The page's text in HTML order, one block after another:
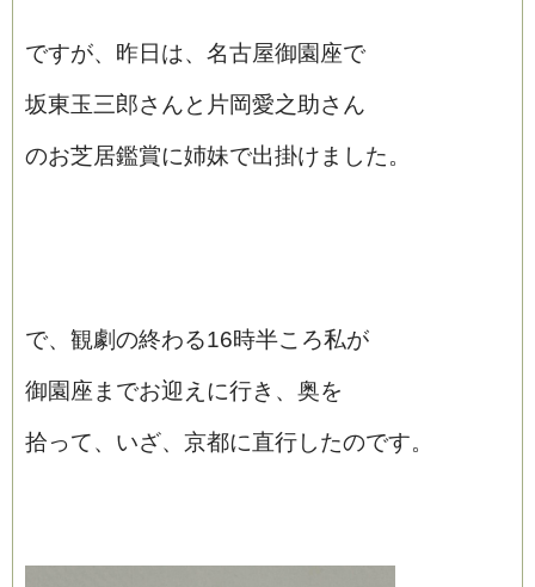
ですが、昨日は、名古屋御園座で
坂東玉三郎さんと片岡愛之助さん
のお芝居鑑賞に姉妹で出掛けました。
で、観劇の終わる16時半ころ私が
御園座までお迎えに行き、奥を
拾って、いざ、京都に直行したのです。